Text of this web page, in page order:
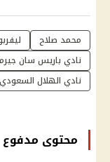
محمد صلاح
نادي باريس سان
نادي الهلال السعودي
محتوى مدفوع